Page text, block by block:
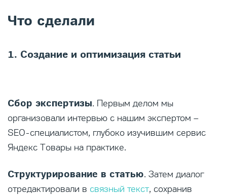
Что сделали
1. Создание и оптимизация статьи
Сбор экспертизы. Первым делом мы
организовали интервью с нашим экспертом –
SEO-специалистом, глубоко изучившим сервис
Яндекс Товары на практике.
Структурирование в статью. Затем диалог
отредактировали в связный текст, сохранив